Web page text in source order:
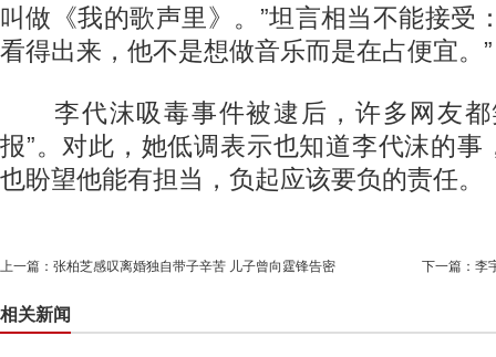
叫做《我的歌声里》。”坦言相当不能接受
看得出来，他不是想做音乐而是在占便宜。”
李代沫吸毒事件被逮后，许多网友都
报”。对此，她低调表示也知道李代沫的事
也盼望他能有担当，负起应该要负的责任。
上一篇： 张柏芝感叹离婚独自带子辛苦 儿子曾向霆锋告密 下一篇： 李
相关新闻